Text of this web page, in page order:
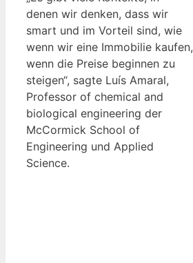
denen wir denken, dass wir
smart und im Vorteil sind, wie
wenn wir eine Immobilie kaufen,
wenn die Preise beginnen zu
steigen“, sagte Luís Amaral,
Professor of chemical and
biological engineering der
McCormick School of
Engineering und Applied
Science.